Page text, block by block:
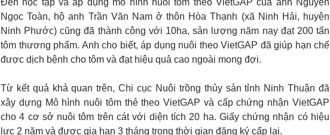
Đến học tập và áp dụng mô hình nuôi tôm theo VietGAP của anh Nguyễn
Ngọc Toàn, hộ anh Trần Văn Nam ở thôn Hòa Thạnh (xã Ninh Hải, huyện
Ninh Phước) cũng đã thành công với 10ha, sản lượng năm nay đạt 200 tấn
tôm thương phẩm. Anh cho biết, áp dụng nuôi theo VietGAP đã giúp hạn chế
được dịch bệnh cho tôm và đạt hiệu quả cao ngoài mong đợi.
Từ kết quả khả quan trên, Chi cục Nuôi trồng thủy sản tỉnh Ninh Thuận đã
xây dựng Mô hình nuôi tôm thẻ theo VietGAP và cấp chứng nhận VietGAP
cho 4 cơ sở nuôi tôm trên cát với diện tích 20 ha. Giấy chứng nhận có hiệu
lực 2 năm và được gia hạn 3 tháng trong thời gian đăng ký cấp lại.